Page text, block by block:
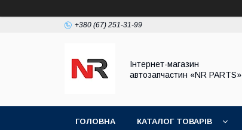
+380 (67) 251-31-99
Інтернет-магазин
автозапчастин «NR PARTS»
ГОЛОВНА КАТАЛОГ ТОВАРІВ